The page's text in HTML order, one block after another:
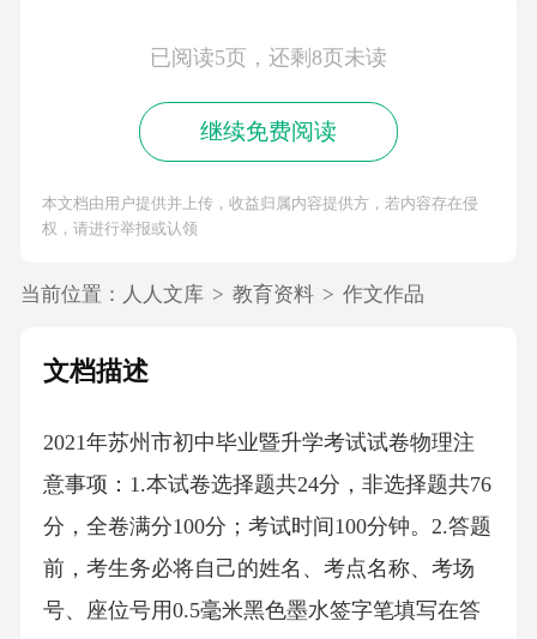
已阅读5页，还剩8页未读
继续免费阅读
本文档由用户提供并上传，收益归属内容提供方，若内容存在侵
权，请进行举报或认领
当前位置： 人人文库 > 教育资料 > 作文作品
文档描述
2021年苏州市初中毕业暨升学考试试卷物理注
意事项：1.本试卷选择题共24分，非选择题共76
分，全卷满分100分；考试时间100分钟。2.答题
前，考生务必将自己的姓名、考点名称、考场
号、座位号用0.5毫米黑色墨水签字笔填写在答